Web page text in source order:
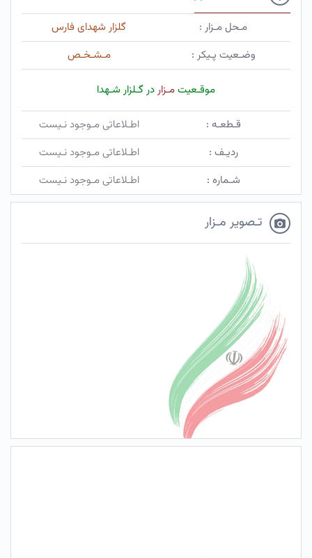
مـحل مـزار :
گلزار شهدای فارس
وضـعیت پـیکر :
مـشـخـص
موقـعیتمـزاردر گـلزار شـهدا
قـطعـه :
اطـلاعاتی مـوجود نـیست
ردیـف :
اطـلاعاتی مـوجود نـیست
شـماره :
اطـلاعاتی مـوجود نـیست
تـصویر مـزار